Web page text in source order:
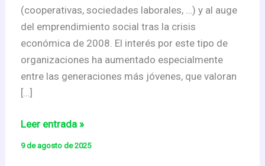
(cooperativas, sociedades laborales, …) y al auge
del emprendimiento social tras la crisis
económica de 2008. El interés por este tipo de
organizaciones ha aumentado especialmente
entre las generaciones más jóvenes, que valoran
[…]
El
Cuarto
Leer entrada »
9 de agosto de 2025